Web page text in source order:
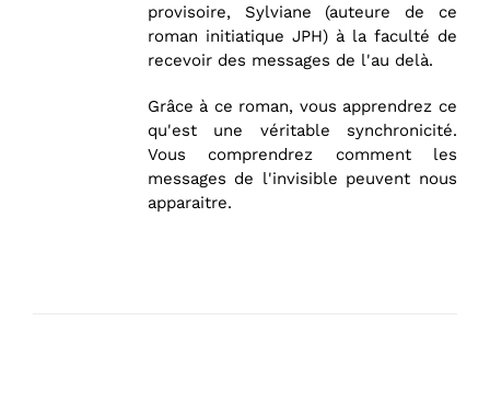
provisoire, Sylviane (auteure de ce
roman initiatique JPH) à la faculté de
recevoir des messages de l'au delà.
Grâce à ce roman, vous apprendrez ce
qu'est une véritable synchronicité.
Vous comprendrez comment les
messages de l'invisible peuvent nous
apparaitre.